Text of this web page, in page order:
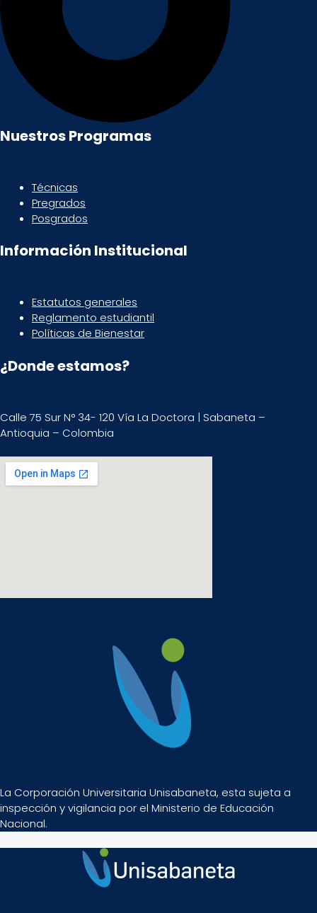
Nuestros Programas
Técnicas
Pregrados
Posgrados
Información Institucional
Estatutos generales
Reglamento estudiantil
Políticas de Bienestar
¿Donde estamos?
Calle 75 Sur N° 34- 120 Vía La Doctora | Sabaneta –
Antioquia – Colombia
La Corporación Universitaria Unisabaneta, esta sujeta a
inspección y vigilancia por el Ministerio de Educación
Nacional.